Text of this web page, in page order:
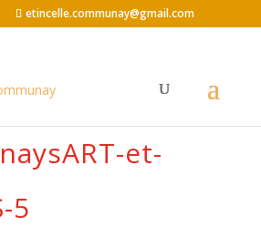
etincelle.communay@gmail.com
et-
5